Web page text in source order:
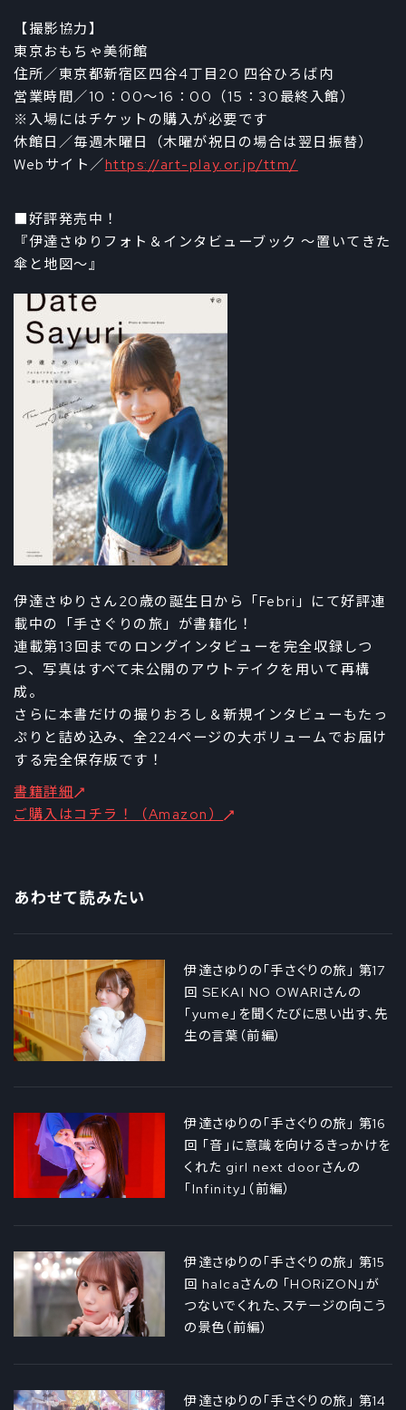
【撮影協力】
東京おもちゃ美術館
住所／東京都新宿区四谷4丁目20 四谷ひろば内
営業時間／10：00～16：00（15：30最終入館）
※入場にはチケットの購入が必要です
休館日／毎週木曜日（木曜が祝日の場合は翌日振替）
Webサイト／https://art-play.or.jp/ttm/
■好評発売中！
『伊達さゆりフォト＆インタビューブック ～置いてきた
傘と地図～』
伊達さゆりさん20歳の誕生日から「Febri」にて好評連
載中の「手さぐりの旅」が書籍化！
連載第13回までのロングインタビューを完全収録しつ
つ、写真はすべて未公開のアウトテイクを⽤いて再構
成。
さらに本書だけの撮りおろし＆新規インタビューもたっ
ぷりと詰め込み、全224ページの大ボリュームでお届け
する完全保存版です！
書籍詳細
ご購入はコチラ！（Amazon）
あわせて読みたい
伊達さゆりの「手さぐりの旅」 第17
回 SEKAI NO OWARIさんの
「yume」を聞くたびに思い出す、先
生の言葉（前編）
伊達さゆりの「手さぐりの旅」 第16
回 「音」に意識を向けるきっかけを
くれた girl next doorさんの
「Infinity」（前編）
伊達さゆりの「手さぐりの旅」 第15
回 halcaさんの 「HORiZON」が
つないでくれた、ステージの向こう
の景色（前編）
伊達さゆりの「手さぐりの旅」 第14